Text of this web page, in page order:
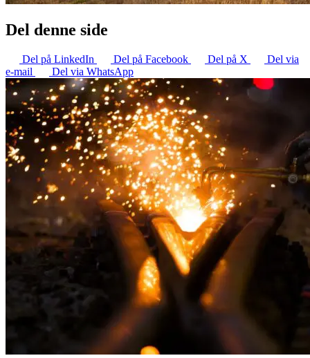
Del denne side
Del på LinkedIn Del på Facebook Del på X
Del via
e-mail
Del via WhatsApp